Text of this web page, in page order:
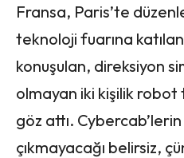
Fransa, Paris’te
teknoloji fuarına
konuşulan, direksiyon
olmayan iki kişilik robot
göz attı. Cybercab’lerin
çıkmayacağı belirsiz,